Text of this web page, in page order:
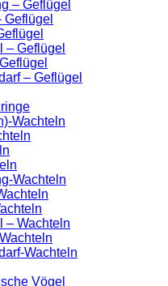
– Geflügel
Geflügel
– Geflügel
– Geflügel
Wachteln
Wachteln
– Wachteln
Wachteln
Vögel